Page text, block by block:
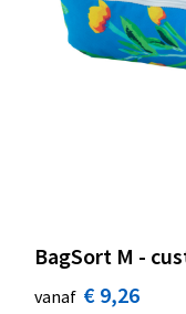
BagSort M -
vanaf € 9,26